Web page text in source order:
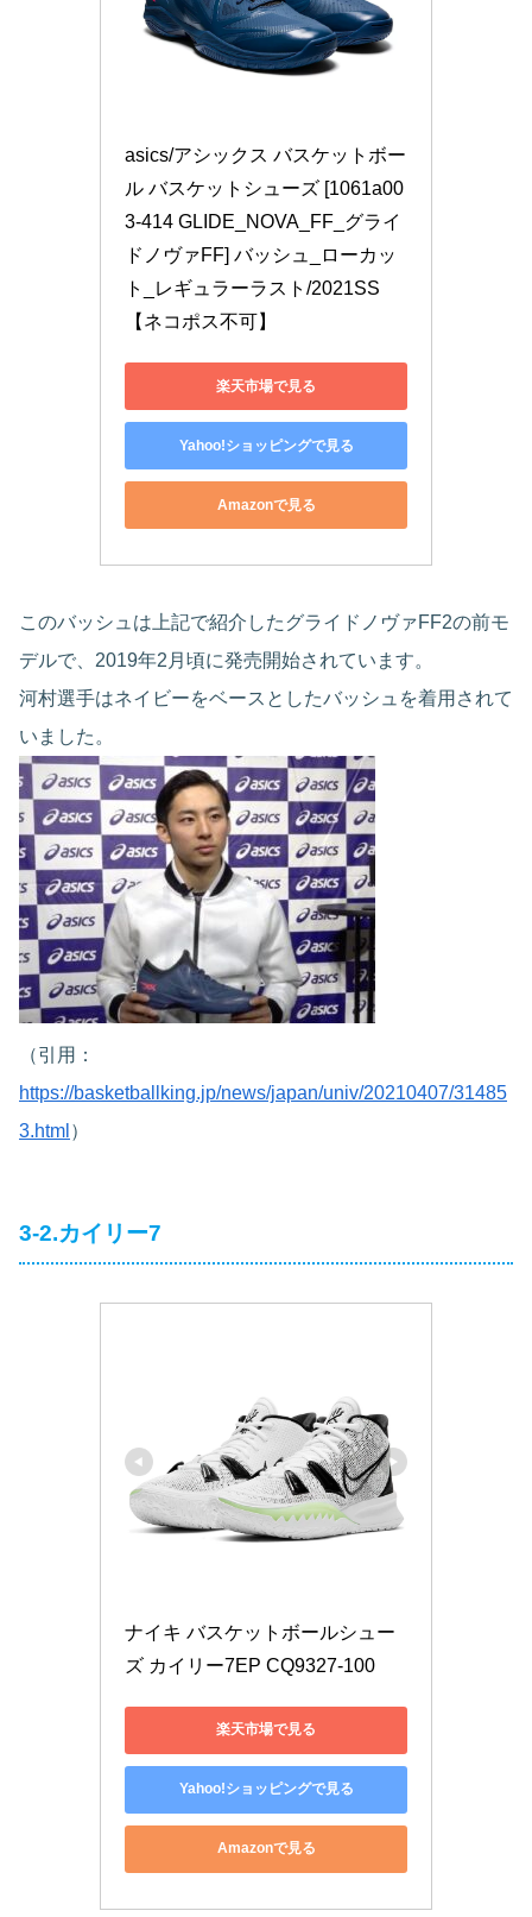
asics/アシックス バスケットボー
ル バスケットシューズ [1061a00
3-414 GLIDE_NOVA_FF_グライ
ドノヴァFF] バッシュ_ローカッ
ト_レギュラーラスト/2021SS
【ネコポス不可】
楽天市場で見る
Yahoo!ショッピングで見る
Amazonで見る
このバッシュは上記で紹介したグライドノヴァFF2の前モ
デルで、2019年2月頃に発売開始されています。
河村選手はネイビーをベースとしたバッシュを着用されて
いました。
（引用：
https://basketballking.jp/news/japan/univ/20210407/31485
3.html ）
3-2.カイリー7
ナイキ バスケットボールシュー
ズ カイリー7EP CQ9327-100
楽天市場で見る
Yahoo!ショッピングで見る
Amazonで見る